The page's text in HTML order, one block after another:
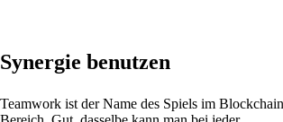
Synergie benutzen
Teamwork ist der Name des Spiels im Blockchain